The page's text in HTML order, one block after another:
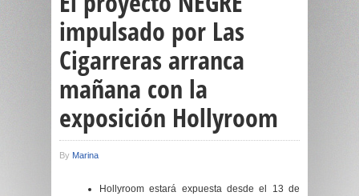
impulsado por Las
Cigarreras arranca
mañana con la
exposición Hollyroom
By Marina
Hollyroom estará expuesta desde el 13 de